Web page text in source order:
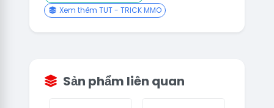
Xem thêm TUT - TRICK MMO
Sản phẩm liên quan